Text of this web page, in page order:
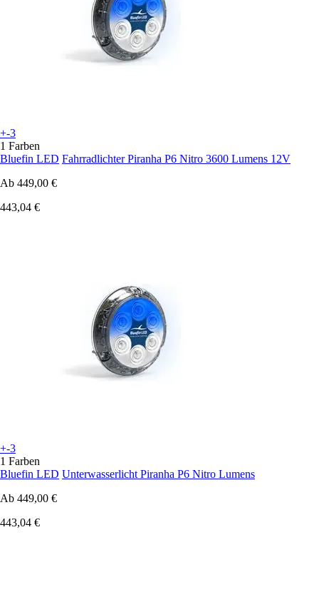
+-3
1 Farben
Bluefin LED Fahrradlichter Piranha P6 Nitro 3600 Lumens 12V
Ab 449,00 €
443,04 €
+-3
1 Farben
Bluefin LED Unterwasserlicht Piranha P6 Nitro Lumens
Ab 449,00 €
443,04 €